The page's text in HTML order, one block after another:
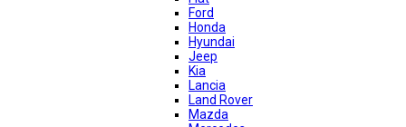
Ford
Honda
Hyundai
Jeep
Kia
Lancia
Land Rover
Mazda